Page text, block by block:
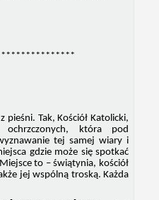
Tak, Kościół Katolicki,
która pod
tej samej wiary i
gdzie może się spotkać
to – świątynia, kościół
jej wspólną troską. Każda